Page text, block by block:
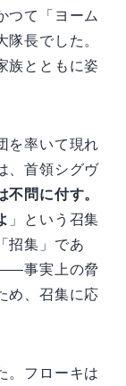
つて「ヨーム
長でした。
族とともに姿
を率いて現れ
、首領シグヴ
不問に付す。
」という召集
招集」であ
事実上の脅
め、召集に応
。フローキは